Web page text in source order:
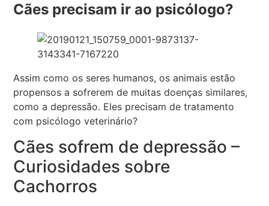
Cães precisam ir ao psicólogo?
Assim como os seres humanos, os animais estão
propensos a sofrerem de muitas doenças similares,
como a depressão. Eles precisam de tratamento
com psicólogo veterinário?
Cães sofrem de depressão –
Curiosidades sobre
Cachorros